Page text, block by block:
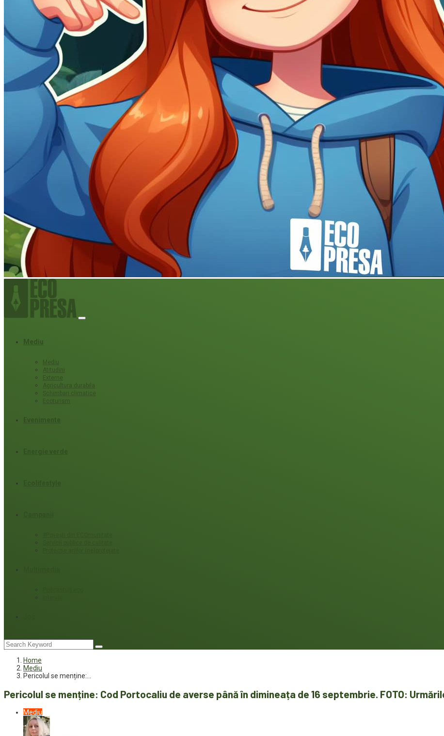
Mediu
Mediu
Atitudini
Externe
Agricultura durabila
Schimbari climatice
Ecoturism
Home
Mediu
Pericolul se menține:…
Pericolul se menține: Cod Portocaliu de averse până în dimineața de 16 septembrie. FOTO:
Mediu